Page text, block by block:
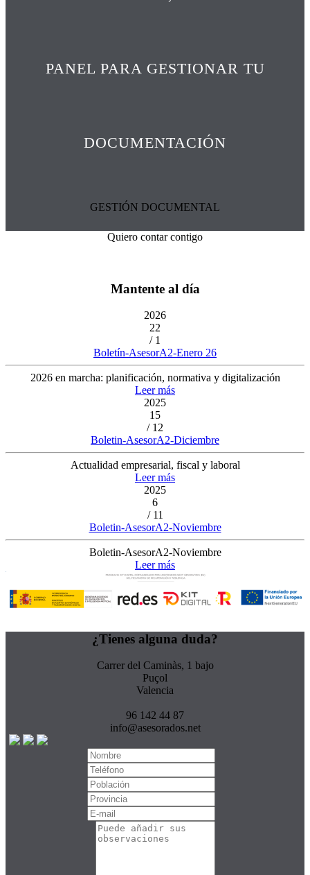
PANEL PARA GESTIONAR TU
DOCUMENTACIÓN
GESTIÓN DOCUMENTAL
Quiero contar contigo
Mantente al día
2026
22
/ 1
Boletín-AsesorA2-Enero 26
2026 en marcha: planificación, normativa y digitalización
Leer más
2025
15
/ 12
Boletin-AsesorA2-Diciembre
Actualidad empresarial, fiscal y laboral
Leer más
2025
6
/ 11
Boletin-AsesorA2-Noviembre
Boletin-AsesorA2-Noviembre
Leer más
¿Tienes alguna duda?
Carrer del Caminàs, 1 bajo
Puçol
Valencia
96 142 44 87
info@asesorados.net